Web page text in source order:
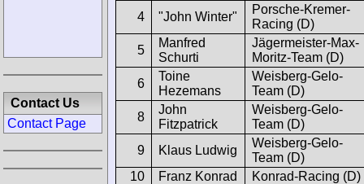
4
"John Winter"
Porsche-Kremer-
Racing (D)
5
Manfred
Schurti
Jägermeister-Max-
Moritz-Team (D)
6
Toine
Hezemans
Weisberg-Gelo-
Team (D)
8
John
Fitzpatrick
Weisberg-Gelo-
Team (D)
9
Klaus Ludwig
Weisberg-Gelo-
Team (D)
10
Franz Konrad
Konrad-Racing (D)
Contact Us
Contact Page